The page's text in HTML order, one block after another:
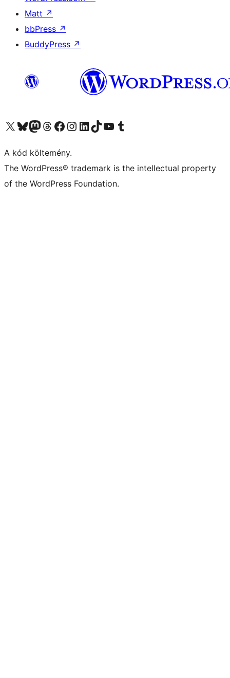
Matt ↗
bbPress ↗
BuddyPress ↗
Visit our X (formerly Twitter) account
Visit our Bluesky account
Twitter csatornánk
Visit our Threads account
Facebook oldalunk megtekintése
Visit our Instagram account
Visit our LinkedIn account
Visit our TikTok account
Visit our YouTube channel
Visit our Tumblr account
A kód költemény.
The WordPress® trademark is the intellectual property
of the WordPress Foundation.